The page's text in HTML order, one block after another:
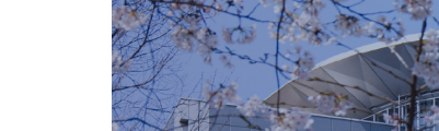
DAAD-
SEARCA
IN-
COUNTRY/IN-
REGION
SCHOLARSHIP